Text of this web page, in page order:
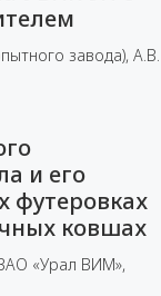
завода), А.В.
и его
футеровках
ковшах
«Урал ВИМ»,